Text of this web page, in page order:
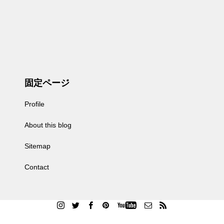
固定ページ
Profile
About this blog
Sitemap
Contact